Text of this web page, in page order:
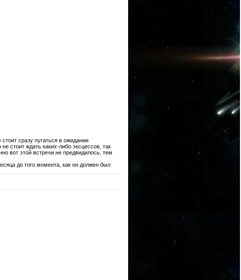
сразу пугаться в ожидании
стоит ждать каких-либо эксцессов, так
вот этой встречи не предвидилось, тем
до того момента, как он должен был